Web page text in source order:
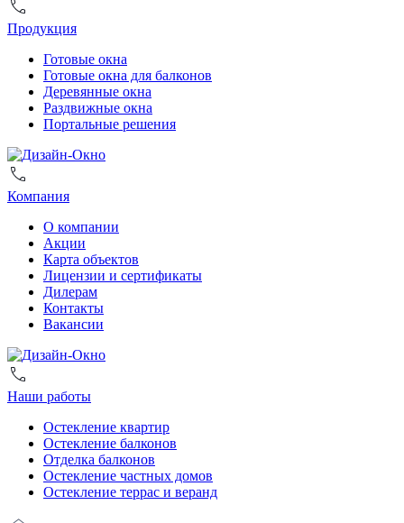
Продукция
Готовые окна
Готовые окна для балконов
Деревянные окна
Раздвижные окна
Портальные решения
Компания
О компании
Акции
Карта объектов
Лицензии и сертификаты
Дилерам
Контакты
Вакансии
Наши работы
Остекление квартир
Остекление балконов
Отделка балконов
Остекление частных домов
Остекление террас и веранд